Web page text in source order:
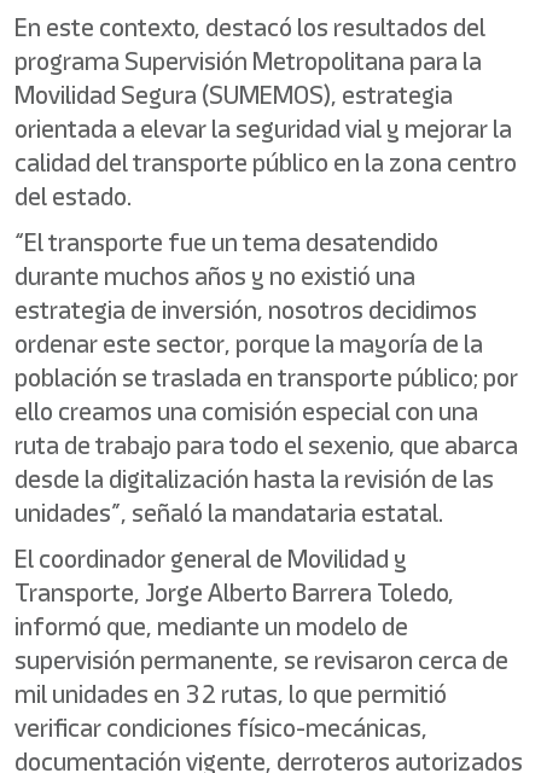
En este contexto, destacó los resultados del
programa Supervisión Metropolitana para la
Movilidad Segura (SUMEMOS), estrategia
orientada a elevar la seguridad vial y mejorar la
calidad del transporte público en la zona centro
del estado.
“El transporte fue un tema desatendido
durante muchos años y no existió una
estrategia de inversión, nosotros decidimos
ordenar este sector, porque la mayoría de la
población se traslada en transporte público; por
ello creamos una comisión especial con una
ruta de trabajo para todo el sexenio, que abarca
desde la digitalización hasta la revisión de las
unidades”, señaló la mandataria estatal.
El coordinador general de Movilidad y
Transporte, Jorge Alberto Barrera Toledo,
informó que, mediante un modelo de
supervisión permanente, se revisaron cerca de
mil unidades en 32 rutas, lo que permitió
verificar condiciones físico-mecánicas,
documentación vigente, derroteros autorizados